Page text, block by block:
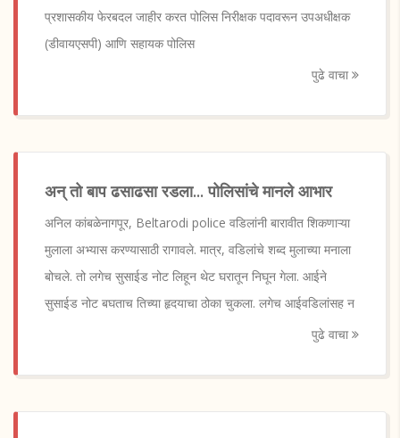
प्रशासकीय फेरबदल जाहीर करत पोलिस निरीक्षक पदावरून उपअधीक्षक
(डीवायएसपी) आणि सहायक पोलिस
पुढे वाचा
अन् तो बाप ढसाढसा रडला... पोलिसांचे मानले आभार
अनिल कांबळेनागपूर, Beltarodi police वडिलांनी बारावीत शिकणाऱ्या
मुलाला अभ्यास करण्यासाठी रागावले. मात्र, वडिलांचे शब्द मुलाच्या मनाला
बोचले. तो लगेच सुसाईड नोट लिहून थेट घरातून निघून गेला. आईने
सुसाईड नोट बघताच तिच्या हृदयाचा ठोका चुकला. लगेच आईवडिलांसह न
पुढे वाचा